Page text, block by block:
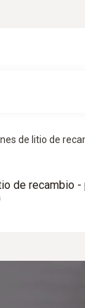
de litio de
de recambio -